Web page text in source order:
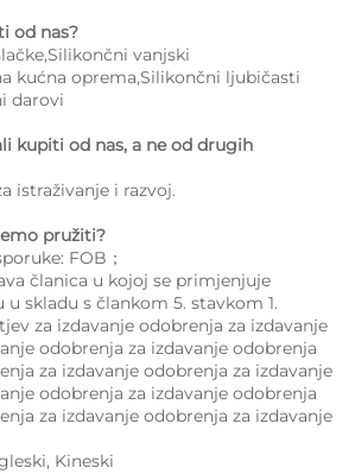
od nas?
vanjski
kućna oprema,Silikončni ljubičasti
darovi
kupiti od nas, a ne od drugih
istraživanje i razvoj.
pružiti?
FOB；
članica u kojoj se primjenjuje
skladu s člankom 5. stavkom 1.
za izdavanje odobrenja za izdavanje
odobrenja za izdavanje odobrenja
za izdavanje odobrenja za izdavanje
odobrenja za izdavanje odobrenja
za izdavanje odobrenja za izdavanje
Kineski